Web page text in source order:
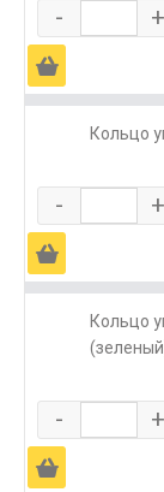
- +
Ä
Кольцо
- +
Ä
Кольцо
- +
Ä